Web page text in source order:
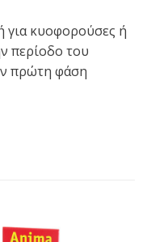
για κυοφορούσες ή
περίοδο του
πρώτη φάση